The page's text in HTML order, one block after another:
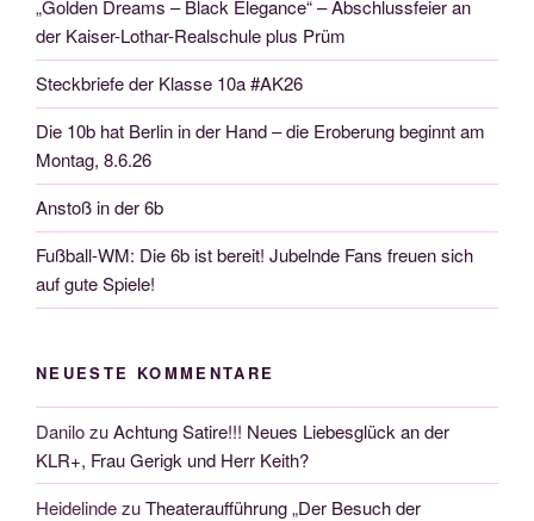
„Golden Dreams – Black Elegance“ – Abschlussfeier an
der Kaiser-Lothar-Realschule plus Prüm
Steckbriefe der Klasse 10a #AK26
Die 10b hat Berlin in der Hand – die Eroberung beginnt am
Montag, 8.6.26
Anstoß in der 6b
Fußball-WM: Die 6b ist bereit! Jubelnde Fans freuen sich
auf gute Spiele!
NEUESTE KOMMENTARE
DanilozuAchtung Satire!!! Neues Liebesglück an der
KLR+, Frau Gerigk und Herr Keith?
HeidelindezuTheateraufführung „Der Besuch der